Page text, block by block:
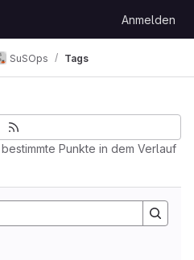
Anmelden
SuSOps Tags
Punkte in dem Verlauf